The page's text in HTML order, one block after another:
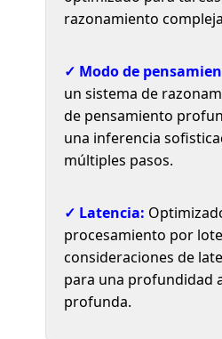
razonamiento
✓ Modo de
un sistema de
de pensamiento
una inferencia
múltiples pasos.
✓ Latencia:
procesamiento por
consideraciones de
para una profundidad
profunda.